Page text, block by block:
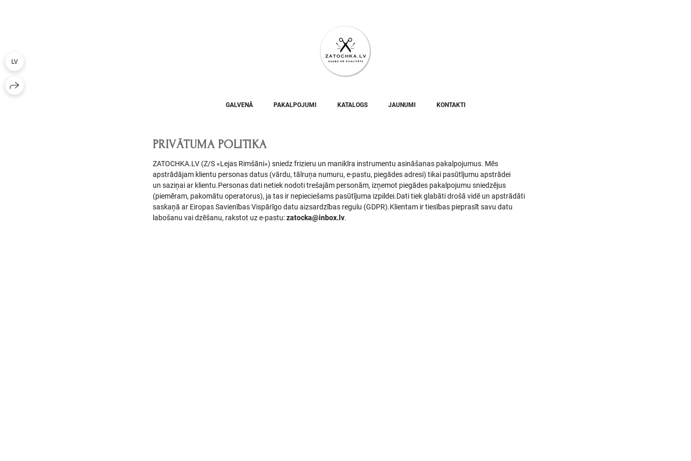
GALVENĀ PAKALPOJUMI KATALOGS JAUNUMI KONTAKTI
PRIVĀTUMA POLITIKA
ZATOCHKA.LV (Z/S «Lejas Rimšāni») sniedz frizieru un manikīra instrumentu asināšanas pakalpojumus. Mēs
apstrādājam klientu personas datus (vārdu, tālruņa numuru, e-pastu, piegādes adresi) tikai pasūtījumu apstrādei
un saziņai ar klientu.Personas dati netiek nodoti trešajām personām, izņemot piegādes pakalpojumu sniedzējus
(piemēram, pakomātu operatorus), ja tas ir nepieciešams pasūtījuma izpildei.Dati tiek glabāti drošā vidē un apstrādāti
saskaņā ar Eiropas Savienības Vispārīgo datu aizsardzības regulu (GDPR).Klientam ir tiesības pieprasīt savu datu
labošanu vai dzēšanu, rakstot uz e-pastu:zatocka@inbox.lv.
LV